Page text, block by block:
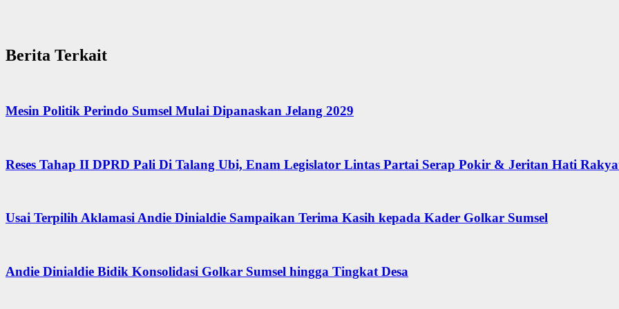
Berita Terkait
Mesin Politik Perindo Sumsel Mulai Dipanaskan Jelang 2029
Reses Tahap II DPRD Pali Di Talang Ubi, Enam Legislator Lintas Partai Serap Pokir & Jeritan Hati
Usai Terpilih Aklamasi Andie Dinialdie Sampaikan Terima Kasih kepada Kader Golkar Sumsel
Andie Dinialdie Bidik Konsolidasi Golkar Sumsel hingga Tingkat Desa